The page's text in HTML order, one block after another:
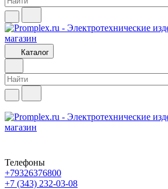
Каталог
Телефоны
+79326376800
+7 (343) 232-03-08